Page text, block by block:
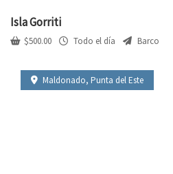
Isla Gorriti
$500.00 Todo el día Barco
Maldonado, Punta del Este